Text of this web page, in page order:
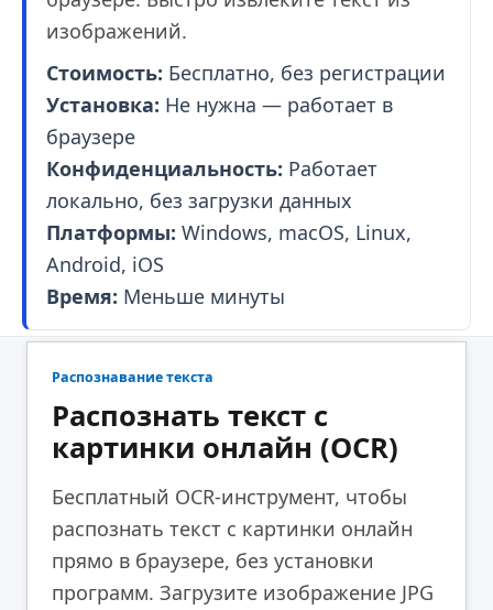
изображений.
Стоимость: Бесплатно, без регистрации
Установка: Не нужна — работает в
браузере
Конфиденциальность: Работает
локально, без загрузки данных
Платформы: Windows, macOS, Linux,
Android, iOS
Время: Меньше минуты
Распознавание текста
Распознать текст с
картинки онлайн (OCR)
Бесплатный OCR-инструмент, чтобы
распознать текст с картинки онлайн
прямо в браузере, без установки
программ. Загрузите изображение JPG